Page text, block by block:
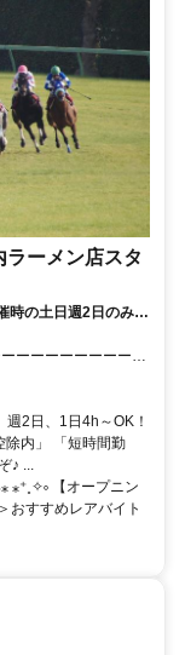
ラーメン店スタ
時の土日週2日のみ！
トデビュー大歓迎
2日、1日4h～OK！
除内」 「短時間勤
...
⁎⁺˳✧༚ 【オープニン
おすすめレアバイト